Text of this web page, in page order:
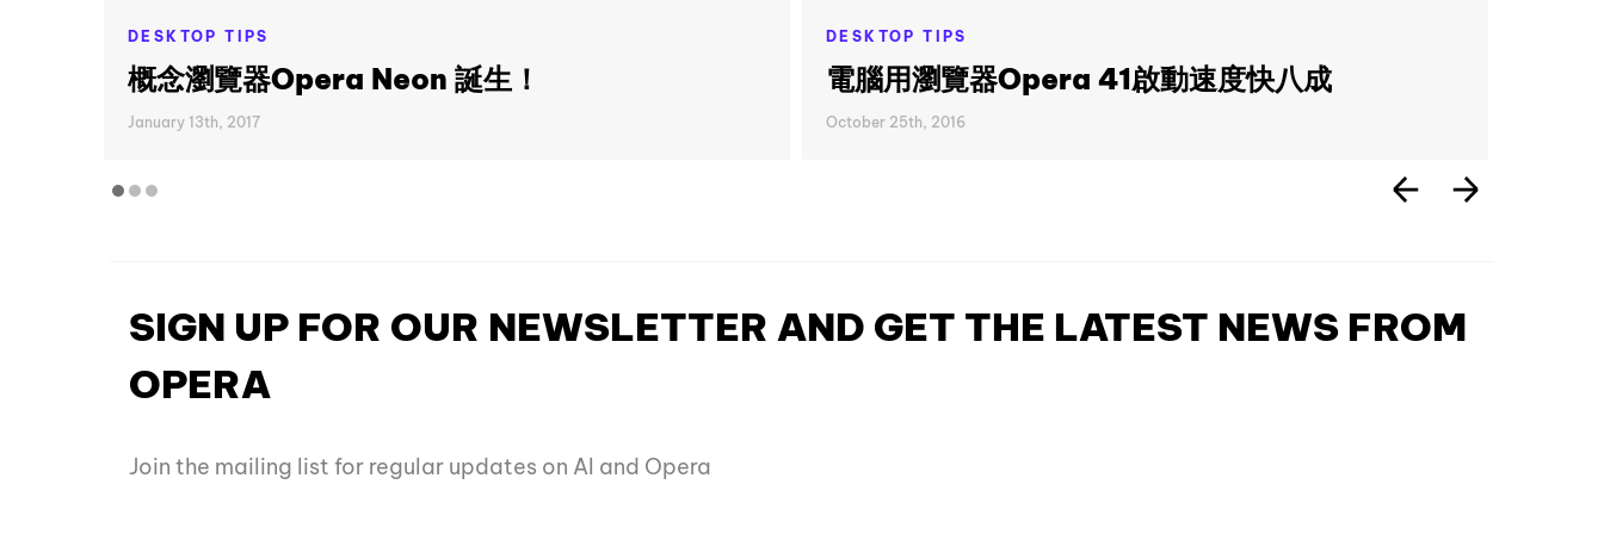
DESKTOP TIPS
概念瀏覽器Opera Neon 誕生！
January 13th, 2017
DESKTOP TIPS
電腦用瀏覽器Opera 41啟動速度快八成
October 25th, 2016
SIGN UP FOR OUR NEWSLETTER AND GET THE LATEST NEWS FROM
OPERA
Join the mailing list for regular updates on AI and Opera